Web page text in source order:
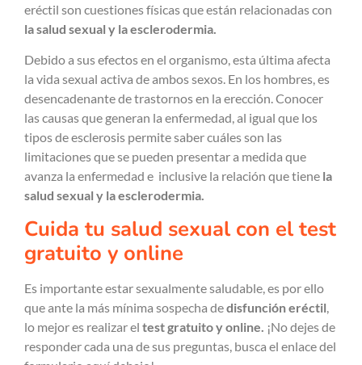
eréctil son cuestiones físicas que están relacionadas con
lasalud sexual y la esclerodermia.
Debido a sus efectos en el organismo, esta última afecta
la vida sexual activa de ambos sexos. En los hombres, es
desencadenante de trastornos en la erección. Conocer
las causas que generan la enfermedad, al igual que los
tipos de esclerosis permite saber cuáles son las
limitaciones que se pueden presentar a medida que
avanza la enfermedad e inclusive la relación que tiene la
salud sexual y la esclerodermia.
Cuida tu salud sexual con el test
gratuito y online
Es importante estar sexualmente saludable, es por ello
que ante la más mínima sospecha dedisfunción eréctil
lo mejor es realizar el test gratuito y online. ¡No dejes de
responder cada una de sus preguntas, busca el enlace del